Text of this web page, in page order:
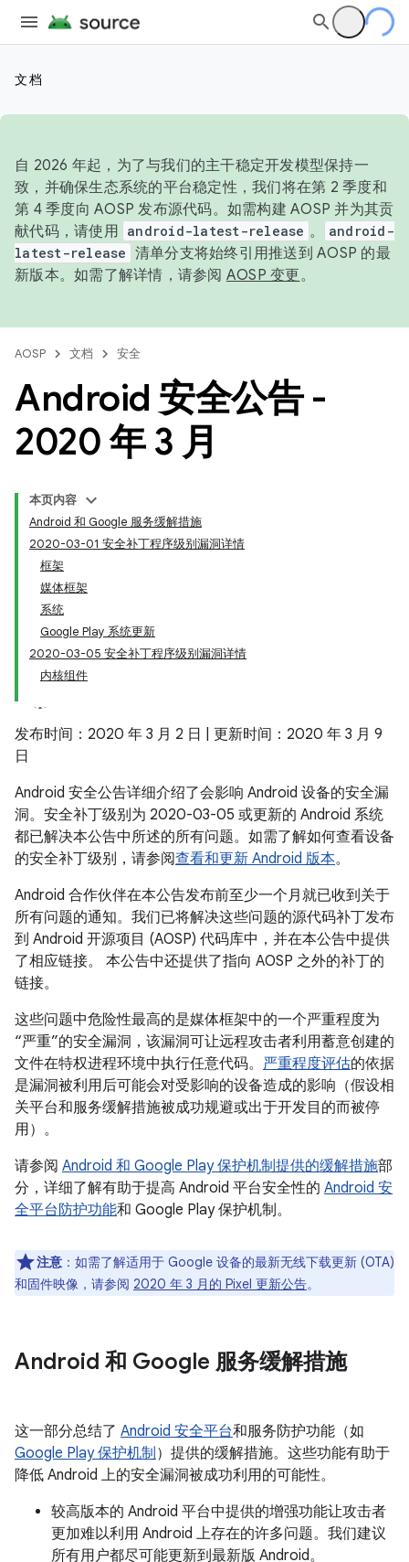
文档
自 2026 年起，为了与我们的主干稳定开发模型保持一
致，并确保生态系统的平台稳定性，我们将在第 2 季度和
第 4 季度向 AOSP 发布源代码。如需构建 AOSP 并为其贡
献代码，请使用 android-latest-release 。
android-
latest-release 清单分支将始终引用推送到 AOSP 的最
新版本。如需了解详情，请参阅 AOSP 变更。
AOSP 文档 安全
Android 安全公告 -
2020 年 3 月
本页内容
Android 和 Google 服务缓解措施
2020-03-01 安全补丁程序级别漏洞详情
框架
媒体框架
系统
Google Play 系统更新
2020-03-05 安全补丁程序级别漏洞详情
内核组件
发布时间：2020 年 3 月 2 日 | 更新时间：2020 年 3 月 9
日
Android 安全公告详细介绍了会影响 Android 设备的安全漏
洞。安全补丁级别为 2020-03-05 或更新的 Android 系统
都已解决本公告中所述的所有问题。如需了解如何查看设备
的安全补丁级别，请参阅查看和更新 Android 版本。
Android 合作伙伴在本公告发布前至少一个月就已收到关于
所有问题的通知。我们已将解决这些问题的源代码补丁发布
到 Android 开源项目 (AOSP) 代码库中，并在本公告中提供
了相应链接。 本公告中还提供了指向 AOSP 之外的补丁的
链接。
这些问题中危险性最高的是媒体框架中的一个严重程度为
“严重”的安全漏洞，该漏洞可让远程攻击者利用蓄意创建的
文件在特权进程环境中执行任意代码。 严重程度评估的依据
是漏洞被利用后可能会对受影响的设备造成的影响（假设相
关平台和服务缓解措施被成功规避或出于开发目的而被停
用）。
请参阅 Android 和 Google Play 保护机制提供的缓解措施部
分，详细了解有助于提高 Android 平台安全性的 Android 安
全平台防护功能和 Google Play 保护机制。
注意 ：如需了解适用于 Google 设备的最新无线下载更新 (OTA)
和固件映像，请参阅 2020 年 3 月的 Pixel 更新公告。
Android 和 Google 服务缓解措施
这一部分总结了 Android 安全平台和服务防护功能（如
Google Play 保护机制 ）提供的缓解措施。这些功能有助于
降低 Android 上的安全漏洞被成功利用的可能性。
较高版本的 Android 平台中提供的增强功能让攻击者
更加难以利用 Android 上存在的许多问题。我们建议
所有用户都尽可能更新到最新版 Android。